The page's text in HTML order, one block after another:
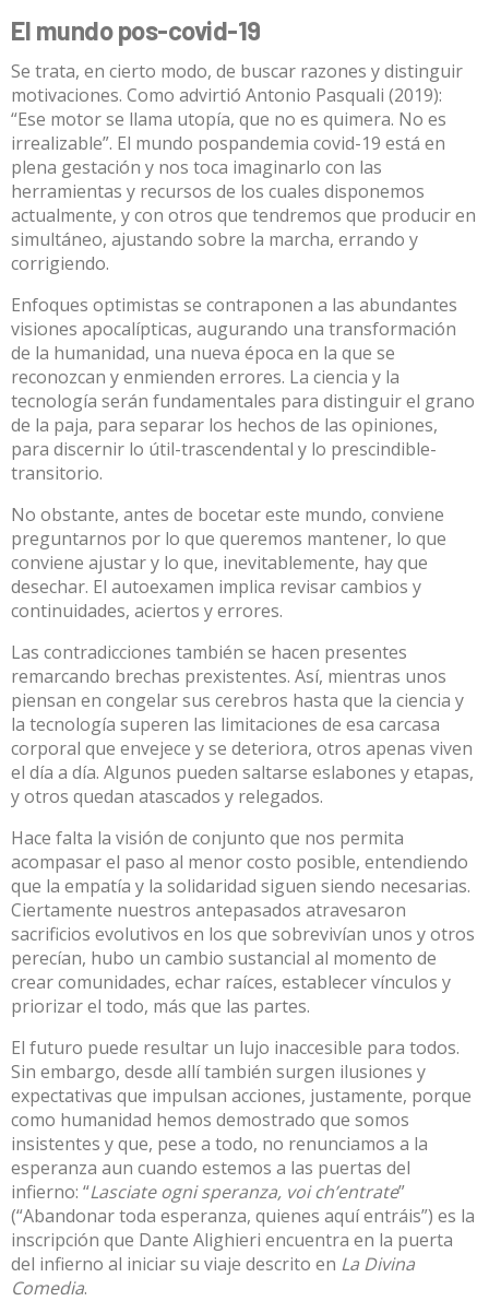
El mundo pos-covid-19
Se trata, en cierto modo, de buscar razones y distinguir
motivaciones. Como advirtió Antonio Pasquali (2019):
“Ese motor se llama utopía, que no es quimera. No es
irrealizable”. El mundo pospandemia covid-19 está en
plena gestación y nos toca imaginarlo con las
herramientas y recursos de los cuales disponemos
actualmente, y con otros que tendremos que producir en
simultáneo, ajustando sobre la marcha, errando y
corrigiendo.
Enfoques optimistas se contraponen a las abundantes
visiones apocalípticas, augurando una transformación
de la humanidad, una nueva época en la que se
reconozcan y enmienden errores. La ciencia y la
tecnología serán fundamentales para distinguir el grano
de la paja, para separar los hechos de las opiniones,
para discernir lo útil-trascendental y lo prescindible-
transitorio.
No obstante, antes de bocetar este mundo, conviene
preguntarnos por lo que queremos mantener, lo que
conviene ajustar y lo que, inevitablemente, hay que
desechar. El autoexamen implica revisar cambios y
continuidades, aciertos y errores.
Las contradicciones también se hacen presentes
remarcando brechas prexistentes. Así, mientras unos
piensan en congelar sus cerebros hasta que la ciencia y
la tecnología superen las limitaciones de esa carcasa
corporal que envejece y se deteriora, otros apenas viven
el día a día. Algunos pueden saltarse eslabones y etapas,
y otros quedan atascados y relegados.
Hace falta la visión de conjunto que nos permita
acompasar el paso al menor costo posible, entendiendo
que la empatía y la solidaridad siguen siendo necesarias.
Ciertamente nuestros antepasados atravesaron
sacrificios evolutivos en los que sobrevivían unos y otros
perecían, hubo un cambio sustancial al momento de
crear comunidades, echar raíces, establecer vínculos y
priorizar el todo, más que las partes.
El futuro puede resultar un lujo inaccesible para todos.
Sin embargo, desde allí también surgen ilusiones y
expectativas que impulsan acciones, justamente, porque
como humanidad hemos demostrado que somos
insistentes y que, pese a todo, no renunciamos a la
esperanza aun cuando estemos a las puertas del
infierno: “Lasciate ogni speranza, voi ch’entrate”
(“Abandonar toda esperanza, quienes aquí entráis”) es la
inscripción que Dante Alighieri encuentra en la puerta
del infierno al iniciar su viaje descrito en La Divina
Comedia.